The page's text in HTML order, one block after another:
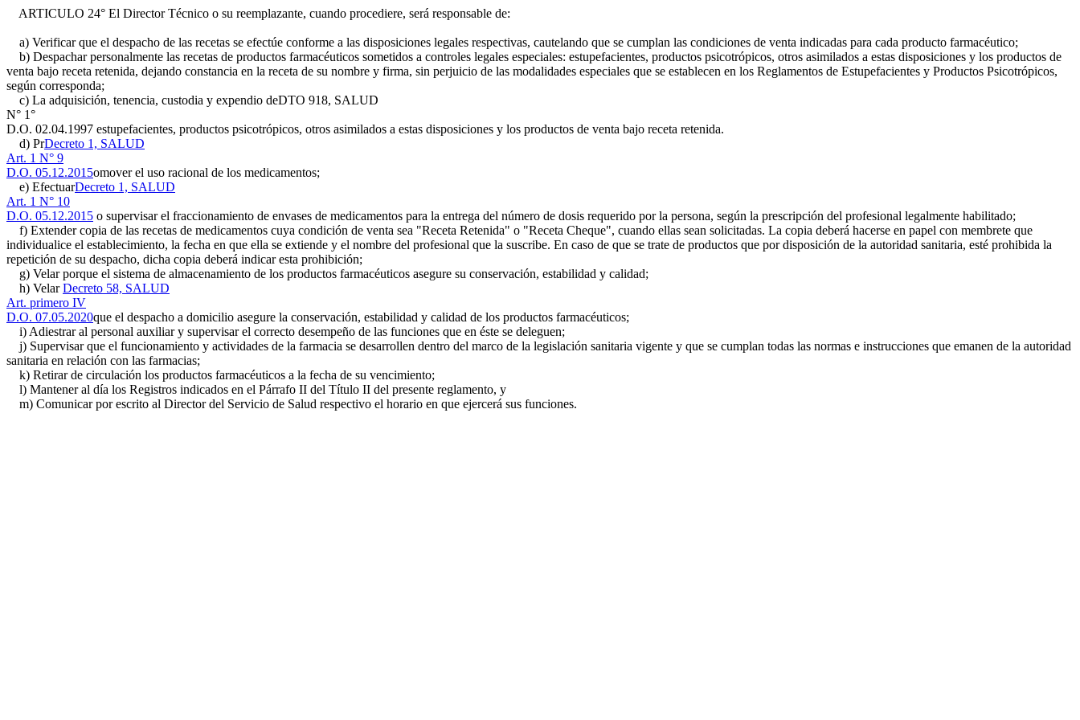
ARTICULO 24° El Director Técnico o su reemplazante, cuando procediere, será responsable de:
a) Verificar que el despacho de las recetas se efectúe conforme a las disposiciones legales respectivas, cautelando que se cumplan las condiciones de venta indicadas para cada producto farmacéutico;
b) Despachar personalmente las recetas de productos farmacéuticos sometidos a controles legales especiales: estupefacientes, productos psicotrópicos, otros asimilados a estas disposiciones y los productos de
venta bajo receta retenida, dejando constancia en la receta de su nombre y firma, sin perjuicio de las modalidades especiales que se establecen en los Reglamentos de Estupefacientes y Productos Psicotrópicos,
según corresponda;
c) La adquisición, tenencia, custodia y expendio deDTO 918, SALUD
N° 1°
D.O. 02.04.1997 estupefacientes, productos psicotrópicos, otros asimilados a estas disposiciones y los productos de venta bajo receta retenida.
d) PrDecreto 1, SALUD
Art. 1 N° 9
D.O. 05.12.2015omover el uso racional de los medicamentos;
e) EfectuarDecreto 1, SALUD
Art. 1 N° 10
D.O. 05.12.2015 o supervisar el fraccionamiento de envases de medicamentos para la entrega del número de dosis requerido por la persona, según la prescripción del profesional legalmente habilitado;
f) Extender copia de las recetas de medicamentos cuya condición de venta sea "Receta Retenida" o "Receta Cheque", cuando ellas sean solicitadas. La copia deberá hacerse en papel con membrete que
individualice el establecimiento, la fecha en que ella se extiende y el nombre del profesional que la suscribe. En caso de que se trate de productos que por disposición de la autoridad sanitaria, esté prohibida la
repetición de su despacho, dicha copia deberá indicar esta prohibición;
g) Velar porque el sistema de almacenamiento de los productos farmacéuticos asegure su conservación, estabilidad y calidad;
h) VelarDecreto 58, SALUD
Art. primero IV
D.O. 07.05.2020que el despacho a domicilio asegure la conservación, estabilidad y calidad de los productos farmacéuticos;
i) Adiestrar al personal auxiliar y supervisar el correcto desempeño de las funciones que en éste se deleguen;
j) Supervisar que el funcionamiento y actividades de la farmacia se desarrollen dentro del marco de la legislación sanitaria vigente y que se cumplan todas las normas e instrucciones que emanen de la autoridad
sanitaria en relación con las farmacias;
k) Retirar de circulación los productos farmacéuticos a la fecha de su vencimiento;
l) Mantener al día los Registros indicados en el Párrafo II del Título II del presente reglamento, y
m) Comunicar por escrito al Director del Servicio de Salud respectivo el horario en que ejercerá sus funciones.